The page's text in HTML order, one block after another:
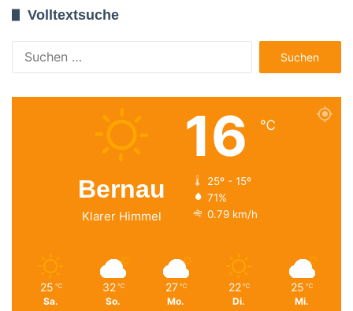
Volltextsuche
nach:
Bernau
Klarer Himmel
16 ℃
25º - 15º
71%
0.79 km/h
25 ℃
Sa.
32 ℃
So.
27 ℃
Mo.
22 ℃
Di.
25 ℃
Mi.